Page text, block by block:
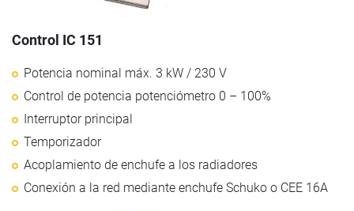
Control IC 151
Potencia nominal máx. 3 kW / 230 V
Control de potencia potenciómetro 0 – 100%
Interruptor principal
Temporizador
Acoplamiento de enchufe a los radiadores
Conexión a la red mediante enchufe Schuko o CEE 16A